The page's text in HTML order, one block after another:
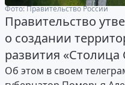
Фото: Правительство России
Правительство
о создании
развития «Столица
Об этом в своем